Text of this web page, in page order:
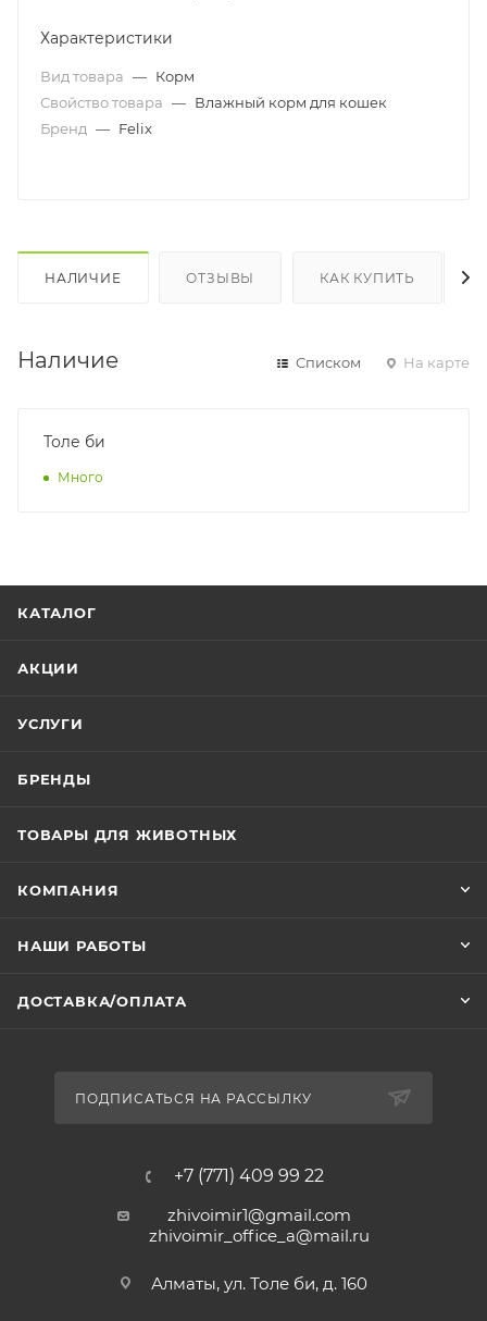
Характеристики
Вид товара — Корм
Свойство товара — Влажный корм для кошек
Бренд — Felix
НАЛИЧИЕ ОТЗЫВЫ КАК КУПИТЬ
Наличие Списком На карте
Толе би
Много
КАТАЛОГ
АКЦИИ
УСЛУГИ
БРЕНДЫ
ТОВАРЫ ДЛЯ ЖИВОТНЫХ
КОМПАНИЯ
НАШИ РАБОТЫ
ДОСТАВКА/ОПЛАТА
ПОДПИСАТЬСЯ НА РАССЫЛКУ
+7 (771) 409 99 22
zhivoimir1@gmail.com
zhivoimir_office_a@mail.ru
Алматы, ул. Толе би, д. 160